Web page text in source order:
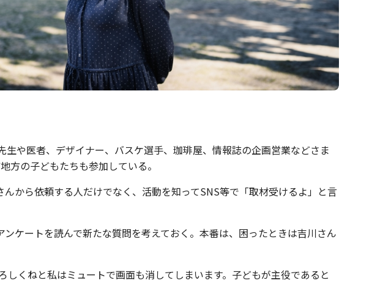
や医者、デザイナー、バスケ選手、珈琲屋、情報誌の企画営業などさま
方の子どもたちも参加している。
から依頼する人だけでなく、活動を知ってSNS等で「取材受けるよ」と言
ケートを読んで新たな質問を考えておく。本番は、困ったときは吉川さん
くねと私はミュートで画面も消してしまいます。子どもが主役であると